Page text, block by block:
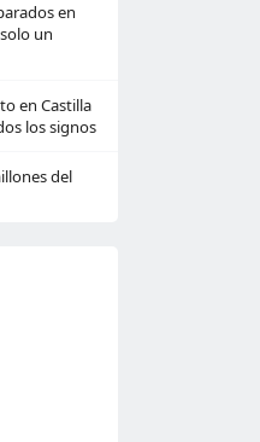
en
un
en Castilla
los signos
del